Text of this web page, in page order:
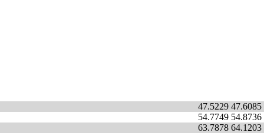
47.6085
47.5229
54.8736
54.7749
64.1203
63.7878